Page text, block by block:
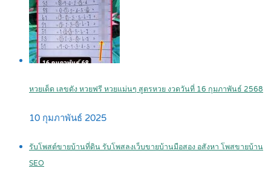
หวยเด็ด เลขดัง หวยฟรี หวยแม่นๆ สูตรหวย งวดวันที่ 16 กุมภาพันธ์ 2568
10 กุมภาพันธ์ 2025
รับโพสต์ขายบ้านที่ดิน รับโพสลงเว็บขายบ้านมือสอง อสังหา โพสขายบ้าน
SEO